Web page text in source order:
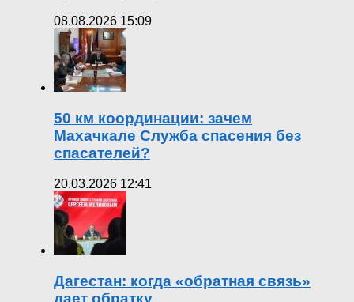
08.08.2026 15:09
50 км координации: зачем
Махачкале Служба спасения без
спасателей?
20.03.2026 12:41
Дагестан: когда «обратная связь»
дает обратку